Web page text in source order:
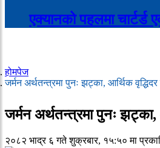
एक्यानको पहलमा चार्टर्ड
होमपेज
जर्मन अर्थतन्त्रमा पुनः झट्का, आर्थिक
जर्मन अर्थतन्त्रमा पुनः
२०८२ भाद्र ६ गते शुक्रबार, १५:५० मा